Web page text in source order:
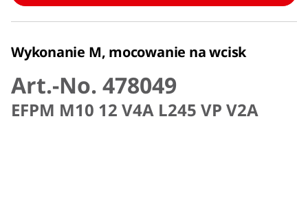
Wykonanie M, mocowanie na wcisk
Art.-No. 478049
EFPM M10 12 V4A L245 VP V2A